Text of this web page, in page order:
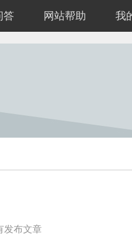
答 网站帮助 我
发布文章